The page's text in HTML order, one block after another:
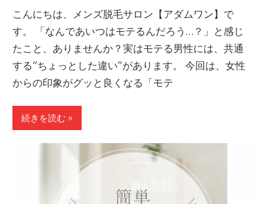
こんにちは、メンズ脱毛サロン【アダムワン】で
す。 「なんであいつはモテるんだろう…？」と感じ
たこと、ありませんか？実はモテる男性には、共通
する“ちょっとした違い”があります。 今回は、女性
からの印象がグッと良くなる「モテ
続きを読む »